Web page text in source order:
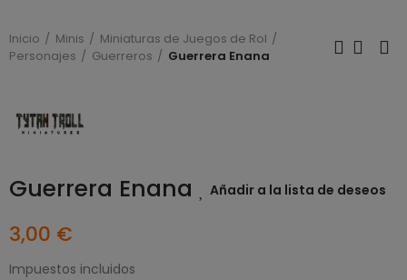
Inicio Minis
Miniaturas de Juegos de Rol
Personajes
Guerreros Guerrera Enana
Guerrera Enana Añadir a la lista de deseos
3,00 €
Impuestos incluidos